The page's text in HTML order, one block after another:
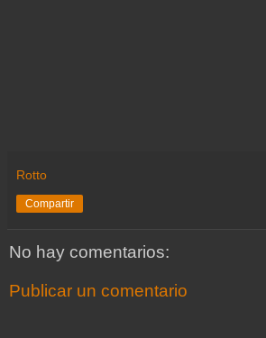
Rotto
Compartir
No hay comentarios:
Publicar un comentario